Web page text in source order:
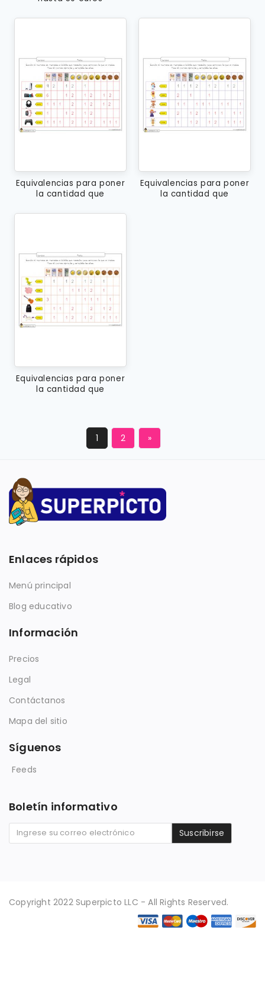
Equivalencias para poner
la cantidad que
Equivalencias para poner
la cantidad que
Equivalencias para poner
la cantidad que
1 2 »
Enlaces rápidos
Menú principal
Blog educativo
Información
Precios
Legal
Contáctanos
Mapa del sitio
Síguenos
Feeds
Boletín informativo
Suscribirse
Copyright 2022 Superpicto LLC - All Rights Reserved.